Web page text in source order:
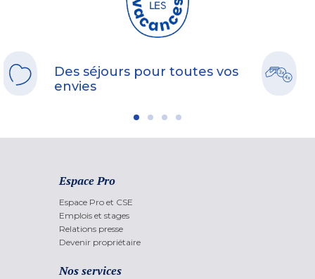
Des séjours pour toutes vos
envies
Espace Pro
Espace Pro et CSE
Emplois et stages
Relations presse
Devenir propriétaire
Nos services